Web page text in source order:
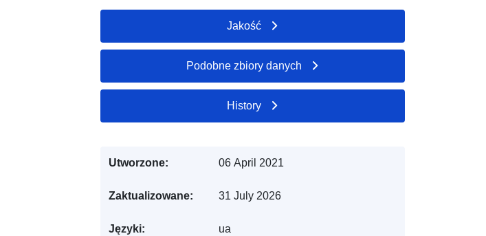
Jakość
Podobne zbiory danych
History
Utworzone: 06 April 2021
Zaktualizowane: 31 July 2026
Języki: ua